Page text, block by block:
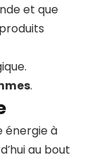
et que
.
énergie à
au bout